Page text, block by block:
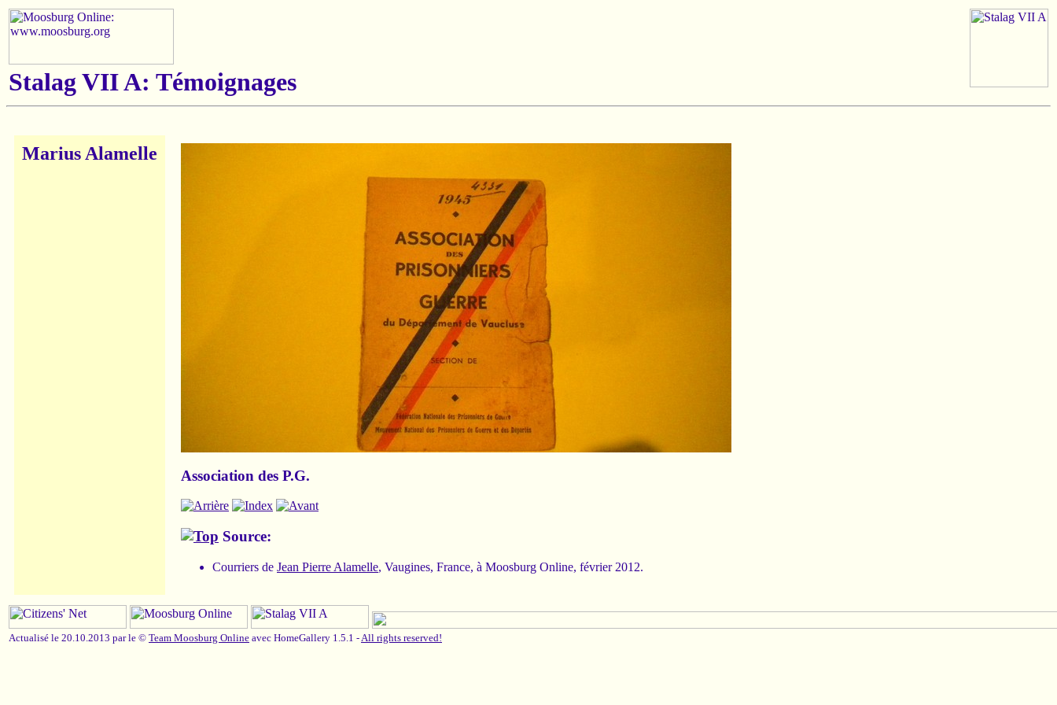
Stalag VII A: Témoignages
Marius Alamelle
Association des P.G.
Source:
Courriers de Jean Pierre Alamelle, Vaugines, France, à Moosburg Online, février 2012.
Actualisé le 20.10.2013 par le © Team Moosburg Online avec HomeGallery 1.5.1 -All rights reserved!